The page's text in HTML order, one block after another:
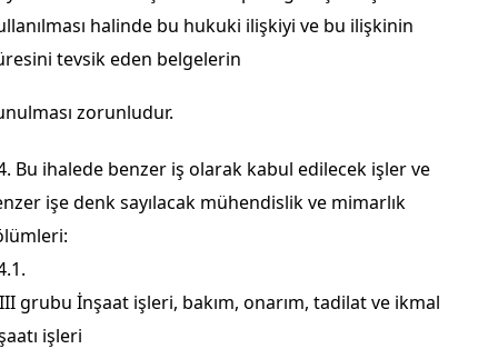
halinde bu hukuki ilişkiyi ve bu ilişkinin
tevsik eden belgelerin
zorunludur.
Bu ihalede benzer iş olarak kabul edilecek işler ve
işe denk sayılacak mühendislik ve mimarlık
grubu İnşaat işleri, bakım, onarım, tadilat ve ikmal
işleri